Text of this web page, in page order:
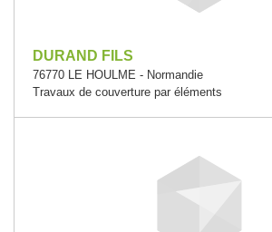
DURAND FILS
76770 LE HOULME - Normandie
Travaux de couverture par éléments